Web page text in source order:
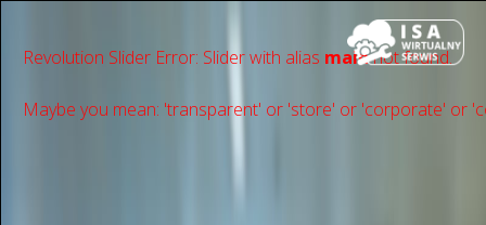
Revolution Slider Error: Slider with alias mainnot found.
Maybe you mean: 'transparent' or 'store' or 'сorporate' or